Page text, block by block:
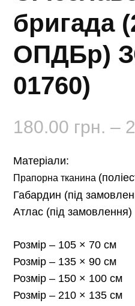
бригада
ОПДБр)
01760)
180.00 грн. –
Матеріали:
Прапорна тканина
Габардин (під
Атлас (під замовлення)
Розмір – 105 × 70 см
Розмір – 135 × 90 см
Розмір – 150 × 100 см
Розмір – 210 × 135 см